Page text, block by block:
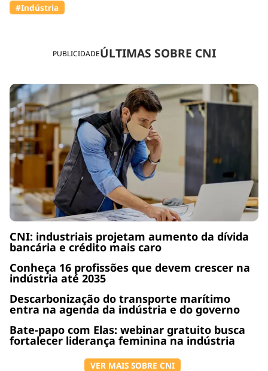
PUBLICIDADEÚLTIMAS SOBRE CNI
CNI: industriais projetam aumento da dívida
bancária e crédito mais caro
Conheça 16 profissões que devem crescer na
indústria até 2035
Descarbonização do transporte marítimo
entra na agenda da indústria e do governo
Bate-papo com Elas: webinar gratuito busca
fortalecer liderança feminina na indústria
VER MAIS SOBRE CNI
#Indústria